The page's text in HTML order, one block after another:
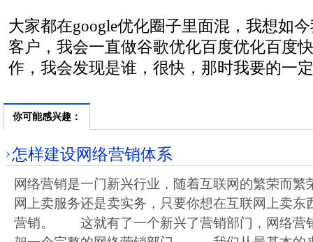
大家都在google优化圈子里面混，我想如
客户，我会一直做谷歌优化百度优化百度
作，我会发现是谁，很快，那时我要的一
你可能感兴趣：
怎样建设网络营销体系
网络营销是一门新兴行业，随着互联网的繁荣而繁
网上卖服务还是卖实务，只要你想在互联网上卖东
营销。 这就有了一个新兴了营销部门，网络营